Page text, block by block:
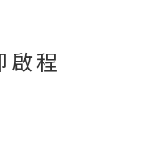
程